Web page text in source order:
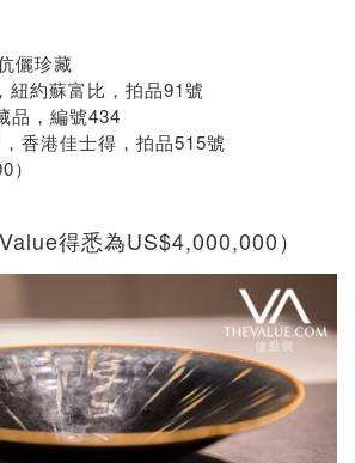
儷珍藏
紐約蘇富比，拍品91號
品，編號434
香港佳士得，拍品515號
）
得悉為US$4,000,000）